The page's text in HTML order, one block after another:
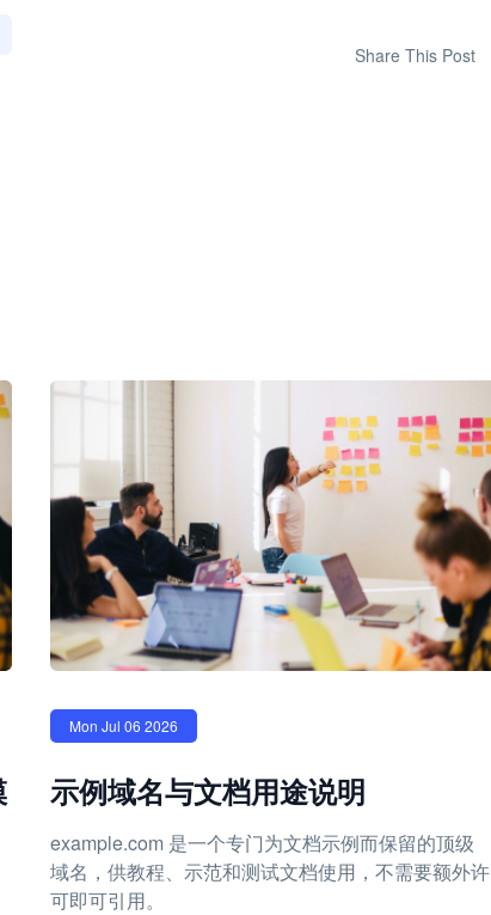
Share This Post
Mon Jul 06 2026
示例域名与文档用途说明
example.com 是一个专门为文档示例而保留的顶级
域名，供教程、示范和测试文档使用，不需要额外许
可即可引用。